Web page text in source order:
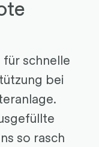
schnelle
bei
so rasch